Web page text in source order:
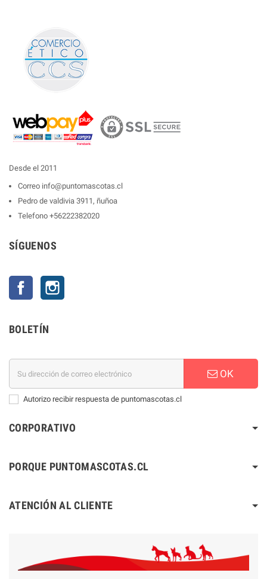
Desde el 2011
Correo info@puntomascotas.cl
Pedro de valdivia 3911, ñuñoa
Telefono +56222382020
SÍGUENOS
Facebook
BOLETÍN
OK
Autorizo recibir respuesta de puntomascotas.cl
CORPORATIVO
PORQUE PUNTOMASCOTAS.CL
ATENCIÓN AL CLIENTE